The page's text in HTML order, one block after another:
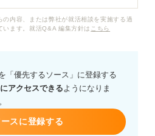
が定まりません。
違い」はあるのでしょうか？
、それぞれの環境に向いてい
いただきたいです。
内容、または弊社が就活相談を実施する過
います。就活Q&A 編集方針は こちら
「優先するソース」に登録する
アクセスできるようになりま
スに登録する